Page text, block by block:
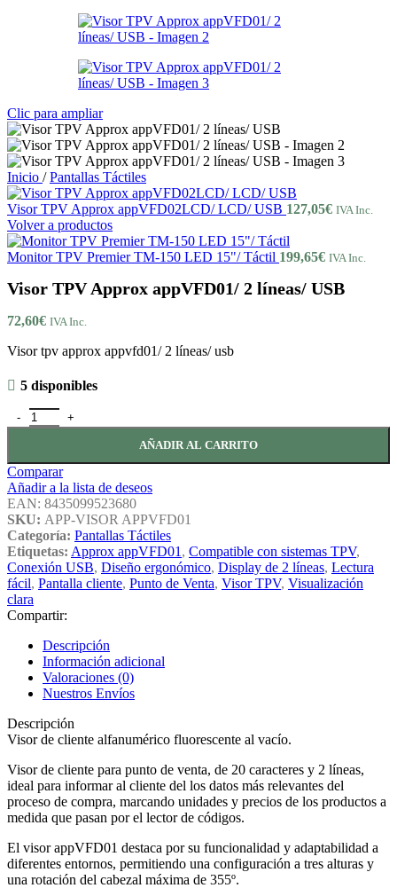
Clic para ampliar
Inicio / Pantallas Táctiles
Visor TPV Approx appVFD02LCD/ LCD/ USB 127,05€ IVA Inc.
Volver a productos
Monitor TPV Premier TM-150 LED 15"/ Táctil 199,65€ IVA Inc.
Visor TPV Approx appVFD01/ 2 líneas/ USB
72,60€ IVA Inc.
Visor tpv approx appvfd01/ 2 líneas/ usb
5 disponibles
Visor TPV Approx appVFD01/ 2 líneas/ USB cantidad
AÑADIR AL CARRITO
Comparar
Añadir a la lista de deseos
EAN: 8435099523680
SKU: APP-VISOR APPVFD01
Categoría: Pantallas Táctiles
Etiquetas: Approx appVFD01 , Compatible con sistemas TPV,
Conexión USB, Diseño ergonómico, Display de 2 líneas, Lectura
fácil, Pantalla cliente, Punto de Venta, Visor TPV, Visualización
clara
Compartir:
Descripción
Información adicional
Valoraciones (0)
Nuestros Envíos
Descripción
Visor de cliente alfanumérico fluorescente al vacío.
Visor de cliente para punto de venta, de 20 caracteres y 2 líneas,
ideal para informar al cliente del los datos más relevantes del
proceso de compra, marcando unidades y precios de los productos a
medida que pasan por el lector de códigos.
El visor appVFD01 destaca por su funcionalidad y adaptabilidad a
diferentes entornos, permitiendo una configuración a tres alturas y
una rotación del cabezal máxima de 355º.